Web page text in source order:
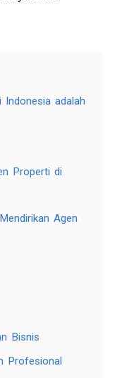
Indonesia adalah
Properti di
Agen
Bisnis
Profesional